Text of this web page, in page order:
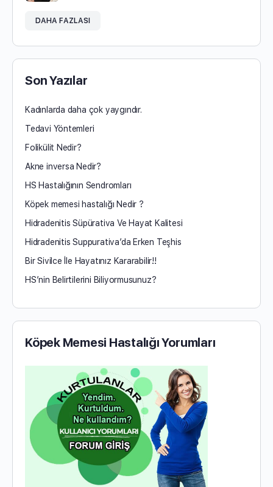
DAHA FAZLASI
Son Yazılar
Kadınlarda daha çok yaygındır.
Tedavi Yöntemleri
Folikülit Nedir?
Akne inversa Nedir?
HS Hastalığının Sendromları
Köpek memesi hastalığı Nedir ?
Hidradenitis Süpürativa Ve Hayat Kalitesi
Hidradenitis Suppurativa’da Erken Teşhis
Bir Sivilce İle Hayatınız Kararabilir!!
HS’nin Belirtilerini Biliyormusunuz?
Köpek Memesi Hastalığı Yorumları